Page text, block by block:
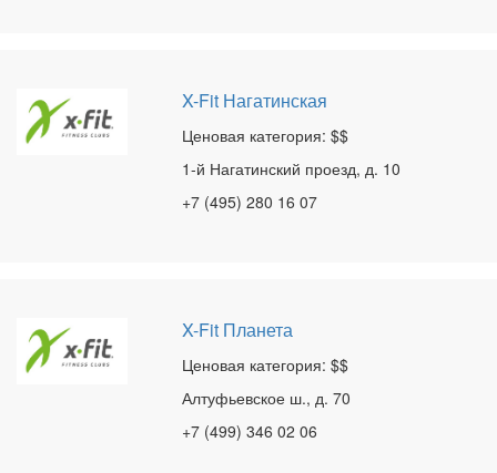
X-Fit Нагатинская
Ценовая категория: $$
1-й Нагатинский проезд, д. 10
+7 (495) 280 16 07
X-Fit Планета
Ценовая категория: $$
Алтуфьевское ш., д. 70
+7 (499) 346 02 06